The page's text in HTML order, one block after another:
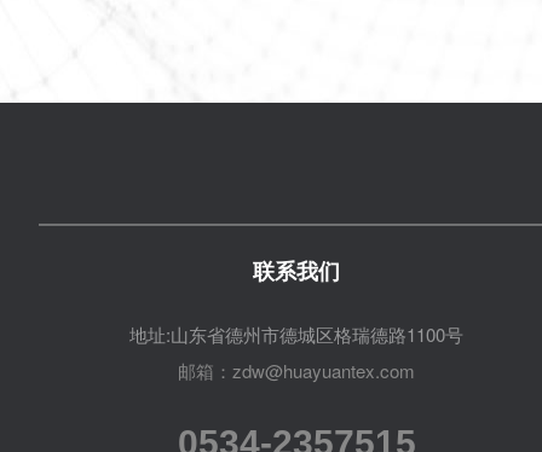
联系我们
地址:山东省德州市德城区格瑞德路1100号
邮箱：zdw@huayuantex.com
0534-2357515